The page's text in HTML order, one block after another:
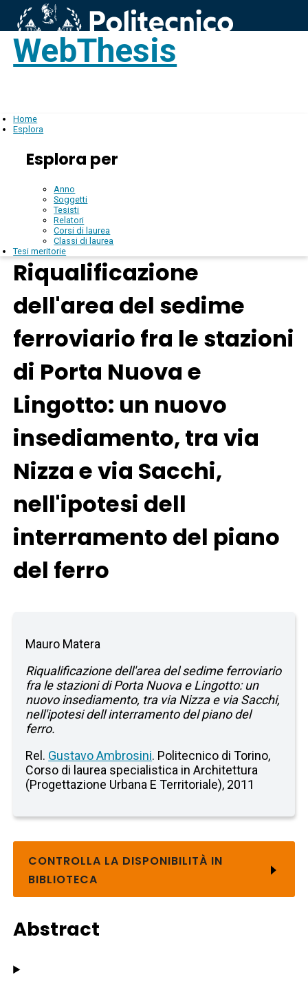
WebThesis
Home
Esplora
Esplora per
Anno
Soggetti
Tesisti
Relatori
Corsi di laurea
Classi di laurea
Tesi meritorie
Riqualificazione
dell'area del sedime
ferroviario fra le stazioni
di Porta Nuova e
Lingotto: un nuovo
insediamento, tra via
Nizza e via Sacchi,
nell'ipotesi dell
interramento del piano
del ferro
Mauro Matera
Riqualificazione dell'area del sedime ferroviario
fra le stazioni di Porta Nuova e Lingotto: un
nuovo insediamento, tra via Nizza e via Sacchi,
nell'ipotesi dell interramento del piano del
ferro.
Rel. Gustavo Ambrosini. Politecnico di Torino,
Corso di laurea specialistica in Architettura
(Progettazione Urbana E Territoriale), 2011
CONTROLLA LA DISPONIBILITÀ IN
BIBLIOTECA
Abstract